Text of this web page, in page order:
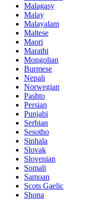
Malagasy
Malay
Malayalam
Maltese
Maori
Marathi
Mongolian
Burmese
Nepali
Norwegian
Pashto
Persian
Punjabi
Serbian
Sesotho
Sinhala
Slovak
Slovenian
Somali
Samoan
Scots Gaelic
Shona